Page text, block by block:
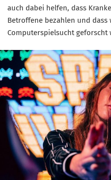
auch dabei helfen, dass
Betroffene bezahlen und dass
Computerspielsucht geforscht